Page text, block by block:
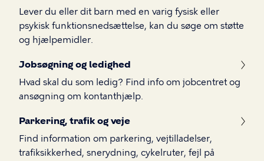
Lever du eller dit barn med en varig fysisk eller
psykisk funktionsnedsættelse, kan du søge om støtte
og hjælpemidler.
Jobsøgning og ledighed
Hvad skal du som ledig? Find info om jobcentret og
ansøgning om kontanthjælp.
Parkering, trafik og veje
Find information om parkering, vejtilladelser,
trafiksikkerhed, snerydning, cykelruter, fejl på